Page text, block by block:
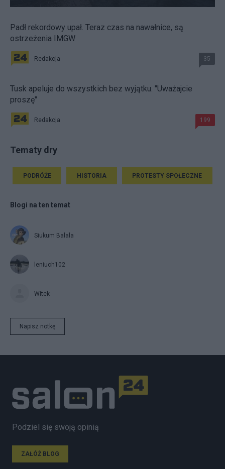
Padł rekordowy upał. Teraz czas na nawałnice, są
ostrzeżenia IMGW
Redakcja 35
Tusk apeluje do wszystkich bez wyjątku. "Uważajcie
proszę"
Redakcja 199
Tematy dry
PODRÓŻE HISTORIA PROTESTY SPOŁECZNE
Blogi na ten temat
Siukum Balala
leniuch102
Witek
Napisz notkę
Podziel się swoją opinią
ZAŁÓŻ BLOG